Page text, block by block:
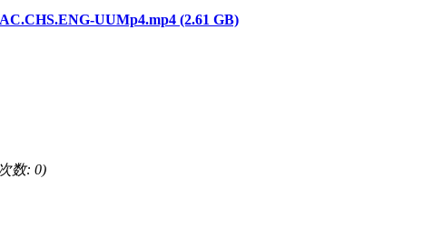
UUMp4.mp4 (2.61 GB)
数: 0)